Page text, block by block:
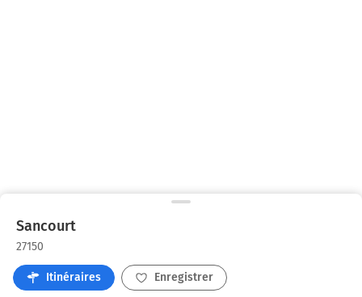
Sancourt
27150
Itinéraires Enregistrer